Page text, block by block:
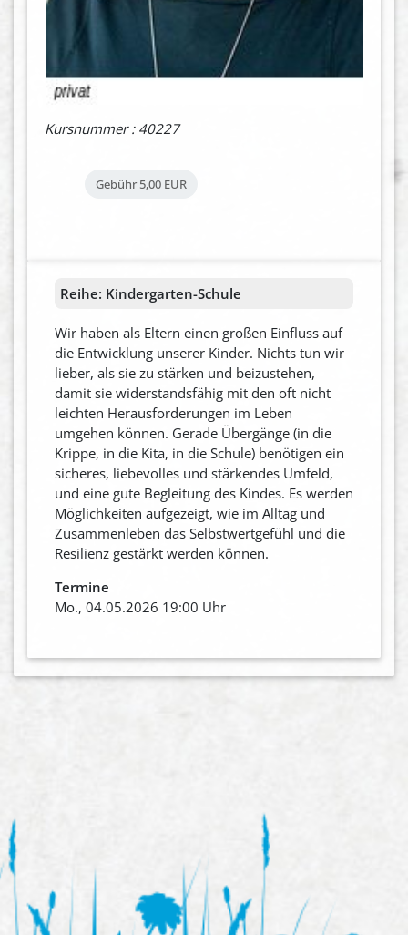
Kursnummer : 40227
Gebühr 5,00 EUR
Reihe: Kindergarten-Schule
Wir haben als Eltern einen großen Einfluss auf
die Entwicklung unserer Kinder. Nichts tun wir
lieber, als sie zu stärken und beizustehen,
damit sie widerstandsfähig mit den oft nicht
leichten Herausforderungen im Leben
umgehen können. Gerade Übergänge (in die
Krippe, in die Kita, in die Schule) benötigen ein
sicheres, liebevolles und stärkendes Umfeld,
und eine gute Begleitung des Kindes. Es werden
Möglichkeiten aufgezeigt, wie im Alltag und
Zusammenleben das Selbstwertgefühl und die
Resilienz gestärkt werden können.
Termine
Mo., 04.05.2026 19:00 Uhr